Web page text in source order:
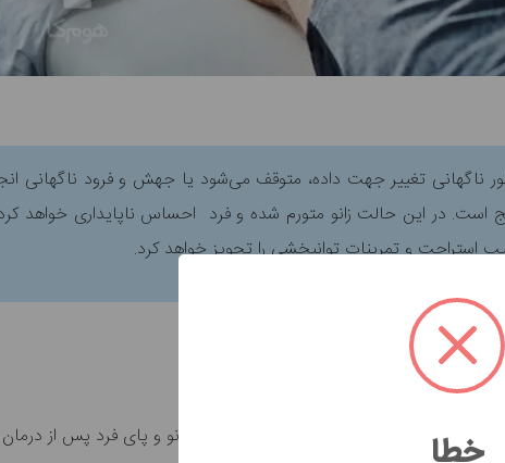
ناگهانی تغییر جهت داده، متوقف می‌شود یا جهش و فرود ناگهانی
است. در این حالت زانو متورم شده و فرد احساس ناپایداری خواهد
و تمرینات توانبخشی را تجویز خواهد کرد.
پرداخت که در نهایت منجر به بهبود کامل زانو و پای فرد پس از